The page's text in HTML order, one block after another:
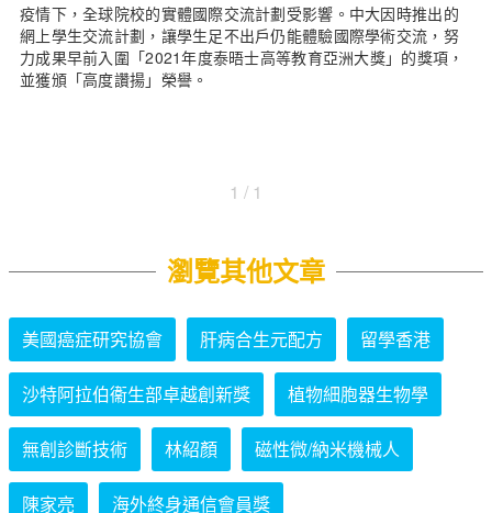
疫情下，全球院校的實體國際交流計劃受影響。中大因時推出的
網上學生交流計劃，讓學生足不出戶仍能體驗國際學術交流，努
力成果早前入圍「2021年度泰晤士高等教育亞洲大獎」的獎項，
並獲頒「高度讚揚」榮譽。
1 / 1
瀏覽其他文章
美國癌症研究協會 肝病合生元配方 留學香港
沙特阿拉伯衞生部卓越創新獎 植物細胞器生物學
無創診斷技術 林紹顏 磁性微/納米機械人
陳家亮 海外終身通信會員獎